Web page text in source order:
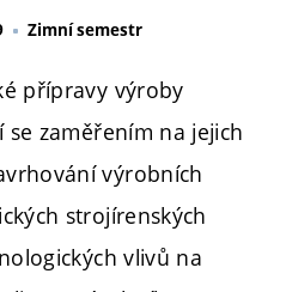
Zimní semestr
přípravy výroby
zaměřením na jejich
výrobních
strojírenských
vlivů na